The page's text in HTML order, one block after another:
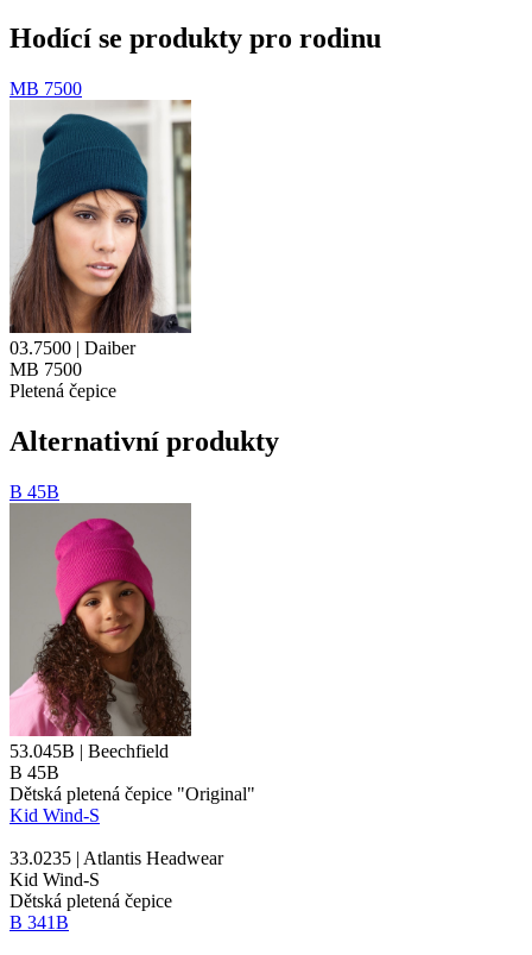
Hodící se produkty pro rodinu
MB 7500
03.7500 | Daiber
MB 7500
Pletená čepice
Alternativní produkty
B 45B
53.045B | Beechfield
B 45B
Dětská pletená čepice "Original"
Kid Wind-S
33.0235 | Atlantis Headwear
Kid Wind-S
Dětská pletená čepice
B 341B